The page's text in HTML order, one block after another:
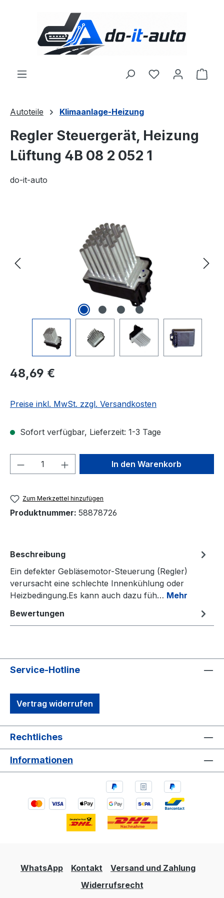
Zum Hauptinhalt springen
Du hast 0
Autoteile Klimaanlage-Heizung
Regler Steuergerät, Heizung
Lüftung 4B 08 2 052 1
do-it-auto
Regulärer Preis:
48,69 €
Preise inkl. MwSt. zzgl. Versandkosten
Sofort verfügbar, Lieferzeit: 1-3 Tage
Produkt Anzahl: Gib denIn den Warenkorb
Zum Merkzettel hinzufügen
Produktnummer: 58878726
Beschreibung
Ein defekter Gebläsemotor-Steuerung (Regler)
verursacht eine schlechte Innenkühlung oder
Heizbedingung.Es kann auch dazu füh… Mehr
Bewertungen
Service-Hotline
Vertrag widerrufen
Rechtliches
Informationen
WhatsApp Kontakt
Versand und Zahlung
Widerrufsrecht